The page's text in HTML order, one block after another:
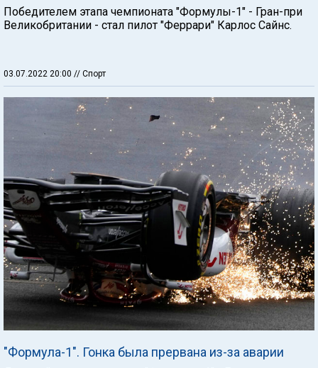
Победителем этапа чемпионата "Формулы-1" - Гран-при
Великобритании - стал пилот "Феррари" Карлос Сайнс.
03.07.2022 20:00 // Спорт
"Формула-1". Гонка была прервана из-за аварии